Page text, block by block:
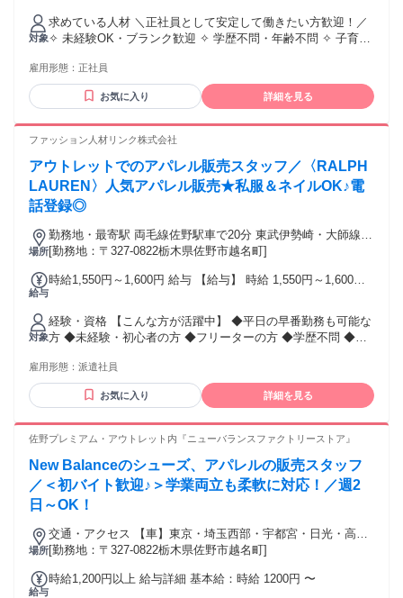
きたいと思っています。 FREAK'S STOREは現在、新しいフ
ェーズに入りました。 私たちと一緒にFREAK'S STOREを 更
ヶ月あたり1万5000円 〜 5万円（固定残業時間：1ヶ月あたり
5時間） 固定残業時間を超えた勤務時間については別途残業代
を支給する 【一律手当】 全員に一律で支払われる通勤・皆
勤・家族手当金額：なし 全員に一律で支払われるその他手当
で支給有
対象
求めている人材 ＼正社員として安定して働きたい方歓迎！／
✧ 未経験OK・ブランク歓迎 ✧ 学歴不問・年齢不問 ✧ 子育て
由／ネイル・ピアスOK ✧ 服装自由・私服勤務OK ⇒あなたら
しいおしゃれを楽しみながら働けます✨ 「久しぶりのお仕事
で少し不安…」という方も大丈夫◎ 接客が初めての方や、ア
トします。 扱うのは、わかる人にはわかる価値のあるアパレ
ブランドの背景など、 大人のお客様にじっくり寄り添いなが
らご提案できるお仕事です。 子育てや家事、これまでの人生
経験で培った 「気配り」「聞く力」「相手に寄り添う力」
が、そのまま接客に活かせます。 ✧ 接客・販売経験者は給与
面で優遇あり ✧ 頑張り次第で昇給・インセンティブあり ⇒無
理なく働きながら、しっかり収入も目指せます！ 落ち着いた
きたい方にぴったりです。
雇用形態： 正社員
お気に入り 詳細を見る
ファッション人材リンク株式会社
アウトレットでのアパレル販売スタッフ／〈RALPH
LAUREN〉人気アパレル販売★私服＆ネイルOK♪電
話登録◎
場所
勤務地・最寄駅 両毛線佐野駅車で20分 東武伊勢崎・大師線館
林駅 東北本線小山駅 ※車通勤OK
[勤務地：〒327-0822栃木県佐野市越名町]
給与
時給1,550円～1,600円 給与 【給与】 時給 1,550円～1,600円
≪銀行口座指定なし！≫ 【日・週払いOK】 急な出費も安心♪
月に最大5回のお給料日！ 毎週火曜日・金曜日に申請OK★
対象
経験・資格 【こんな方が活躍中】 ◆平日の早番勤務も可能な
方 ◆未経験・初心者の方 ◆フリーターの方 ◆学歴不問 ◆ブ
雇用形態： 派遣社員
お気に入り 詳細を見る
佐野プレミアム・アウトレット内『ニューバランスファクトリーストア』
New Balanceのシューズ、アパレルの販売スタッフ
／＜初バイト歓迎♪＞学業両立も柔軟に対応！／週2
日～OK！
場所
交通・アクセス 【車】東京・埼玉西部・宇都宮・日光・高
崎、前橋 各方面から可能 【電車・バス】都内・羽田空港・成
[勤務地：〒327-0822栃木県佐野市越名町]
給与
時給1,200円以上 給与詳細 基本給：時給 1200円 〜